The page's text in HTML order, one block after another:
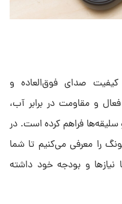
صدای فوق‌العاده و
و مقاومت در برابر آب،
سلیقه‌ها فراهم کرده است. در
را معرفی می‌کنیم تا شما
نیازها و بودجه خود داشته